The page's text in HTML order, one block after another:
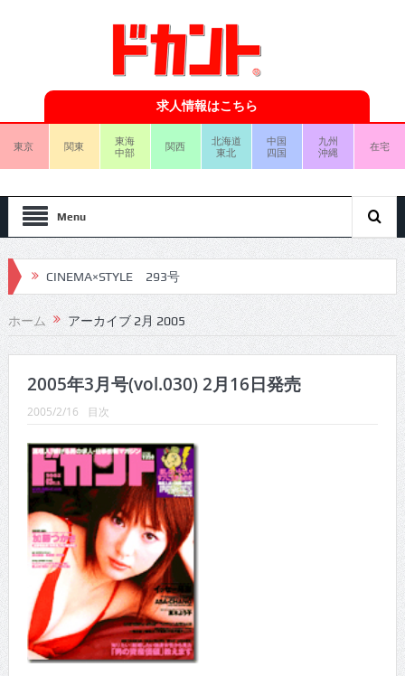
求人情報はこちら
東京 関東
東海
中部
関西
北海道
東北
中国
四国
九州
沖縄
在宅
Menu
CINEMA×STYLE 293号
CINEMA×STYLE 292号
CINEMA×STYLE 291号
CINEMA×STYLE 290号
CINEMA×STYLE 289号
CINEMA×STYLE 288号
CINEMA×STYLE 287号
CINEMA×STYLE 286号
CINEMA×STYLE 285号
CINEMA×STYLE 294号
ホーム アーカイブ 2月 2005
2005年3月号(vol.030) 2月16日発売
2005/2/16 目次